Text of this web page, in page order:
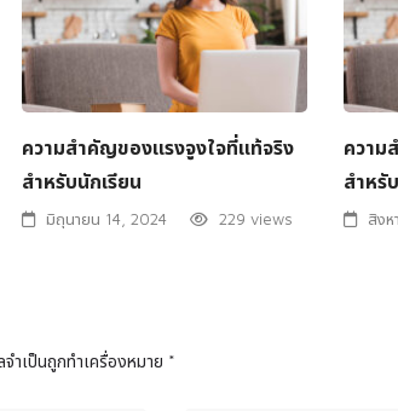
ความสําคัญของแรงจูงใจที่แท้จริง
สําหรับนักเรียน
มิถุนายน 14, 2024 229 views
ความ
สําหรั
สิง
ำเป็นถูกทำเครื่องหมาย *